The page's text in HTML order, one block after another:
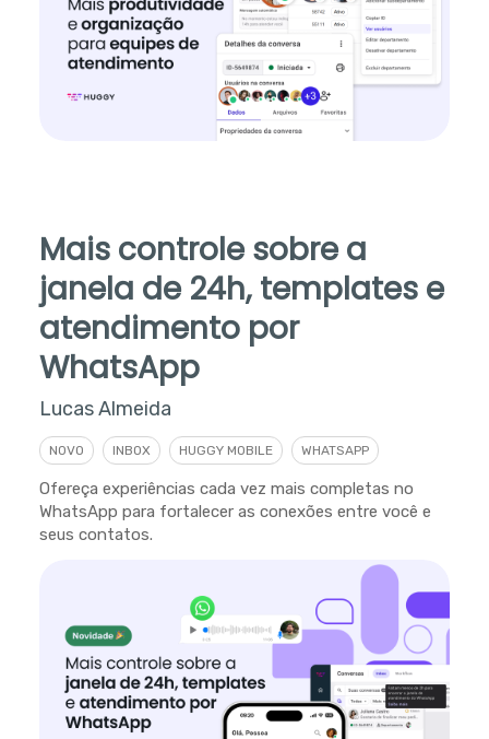
Mais controle sobre a
janela de 24h, templates e
atendimento por
WhatsApp
Lucas Almeida
NOVO INBOX HUGGY MOBILE WHATSAPP
Ofereça experiências cada vez mais completas no
WhatsApp para fortalecer as conexões entre você e
seus contatos.